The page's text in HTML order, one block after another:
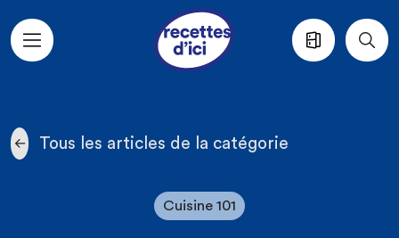
Aller au contenu principal
Tous les articles de la catégorie
Cuisine 101